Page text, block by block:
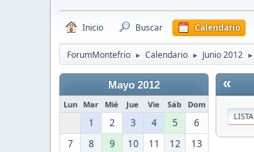
Inicio Buscar Calendario
ForumMontefrio ► Calendario ► Junio 2012 ►
Mayo 2012
Lun Mar Mié Jue Vie Sáb Dom
1 2 3 4 5
6
7
8 9 10 11 12
13
«
LISTA